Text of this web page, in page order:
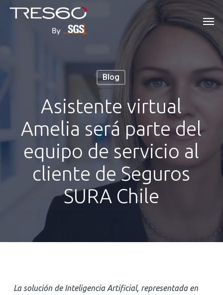
Skip
Blog
Asistente virtual
Amelia será parte del
equipo de servicio al
cliente de Seguros
SURA Chile
La solución de Inteligencia Artificial, representada en